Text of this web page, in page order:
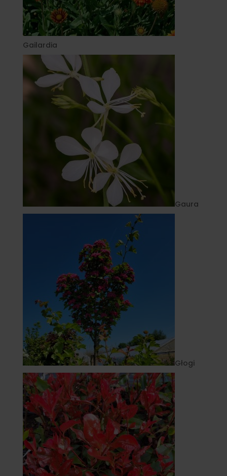
Gailardia
Gaura
Głogi